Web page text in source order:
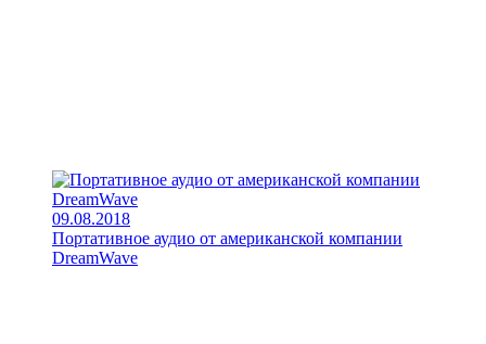
09.08.2018
Портативное аудио от американской компании
DreamWave